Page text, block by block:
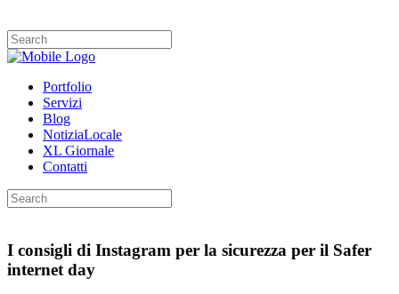
Portfolio
Servizi
Blog
NotiziaLocale
XL Giornale
Contatti
I consigli di Instagram per la sicurezza per il Safer
internet day